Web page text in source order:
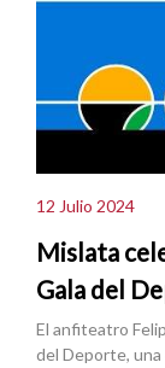
12 Julio 2024
Mislata
Gala del
El anfiteatro
del Deporte,